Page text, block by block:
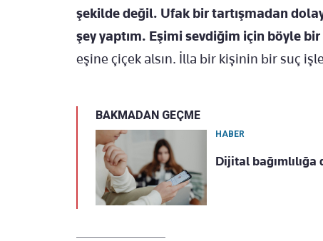
şekilde değil. Ufak bir tartışmadan
şey yaptım. Eşimi sevdiğim için böyle bir
eşine çiçek alsın. İlla bir kişinin bir suç
BAKMADAN GEÇME
HABER
Dijital